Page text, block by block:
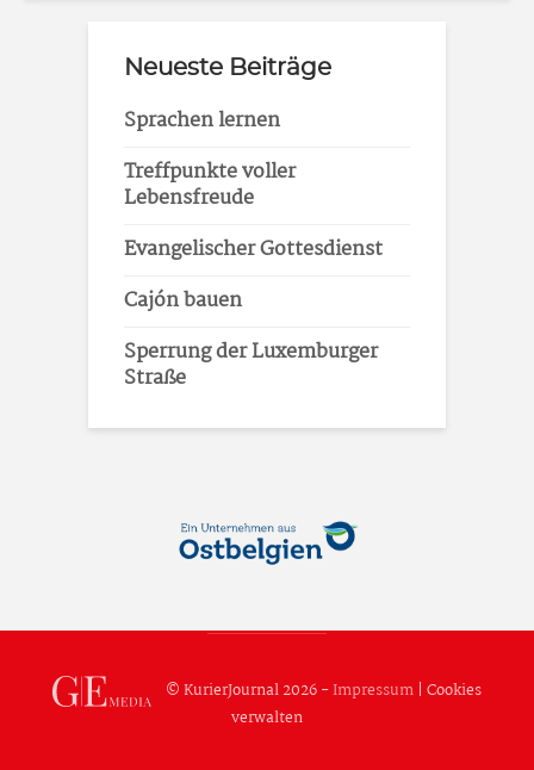
Neueste Beiträge
Sprachen lernen
Treffpunkte voller
Lebensfreude
Evangelischer Gottesdienst
Cajón bauen
Sperrung der Luxemburger
Straße
© KurierJournal 2026 -Impressum| Cookies
verwalten